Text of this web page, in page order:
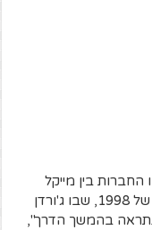
בין מייקל
לקובי בראיינט. בסיום משחק האול סטאר של 1998, שבו ג'ורדן
בהמשך הדרך",